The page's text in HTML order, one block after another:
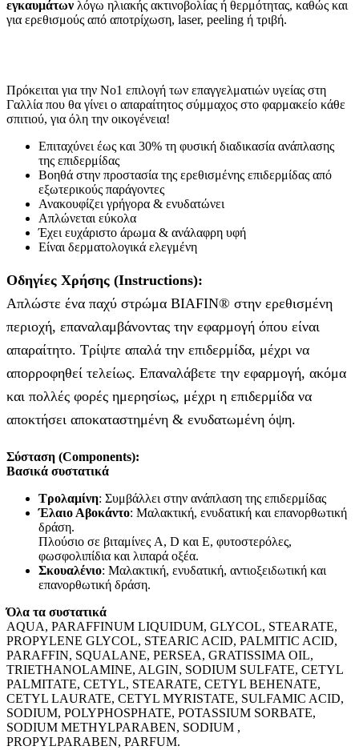
εγκαυμάτων λόγω ηλιακής ακτινοβολίας ή θερμότητας, καθώς και
για ερεθισμούς από αποτρίχωση, laser, peeling ή τριβή.
Πρόκειται για την Νο1 επιλογή των επαγγελματιών υγείας στη
Γαλλία που θα γίνει ο απαραίτητος σύμμαχος στο φαρμακείο κάθε
σπιτιού, για όλη την οικογένεια!
Επιταχύνει έως και 30% τη φυσική διαδικασία ανάπλασης
της επιδερμίδας
Βοηθά στην προστασία της ερεθισμένης επιδερμίδας από
εξωτερικούς παράγοντες
Ανακουφίζει γρήγορα & ενυδατώνει
Απλώνεται εύκολα
Έχει ευχάριστο άρωμα & ανάλαφρη υφή
Είναι δερματολογικά ελεγμένη
Οδηγίες Χρήσης (Instructions):
Απλώστε ένα παχύ στρώμα BIAFIN® στην ερεθισμένη
περιοχή, επαναλαμβάνοντας την εφαρμογή όπου είναι
απαραίτητο. Τρίψτε απαλά την επιδερμίδα, μέχρι να
απορροφηθεί τελείως. Επαναλάβετε την εφαρμογή, ακόμα
και πολλές φορές ημερησίως, μέχρι η επιδερμίδα να
αποκτήσει αποκαταστημένη & ενυδατωμένη όψη.
Σύσταση (Components):
Βασικά συστατικά
Τρολαμίνη: Συμβάλλει στην ανάπλαση της επιδερμίδας
Έλαιο Αβοκάντο: Μαλακτική, ενυδατική και επανορθωτική
δράση.
Πλούσιο σε βιταμίνες A, D και E, φυτοστερόλες,
φωσφολιπίδια και λιπαρά οξέα.
Σκουαλένιο: Μαλακτική, ενυδατική, αντιοξειδωτική και
επανορθωτική δράση.
Όλα τα συστατικά
AQUA, PARAFFINUM LIQUIDUM, GLYCOL, STEARATE,
PROPYLENE GLYCOL, STEARIC ACID, PALMITIC ACID,
PARAFFIN, SQUALANE, PERSEA, GRATISSIMA OIL,
TRIETHANOLAMINE, ALGIN, SODIUM SULFATE, CETYL
PALMITATE, CETYL, STEARATE, CETYL BEHENATE,
CETYL LAURATE, CETYL MYRISTATE, SULFAMIC ACID,
SODIUM, POLYPHOSPHATE, POTASSIUM SORBATE,
SODIUM METHYLPARABEN, SODIUM ,
PROPYLPARABEN, PARFUM.